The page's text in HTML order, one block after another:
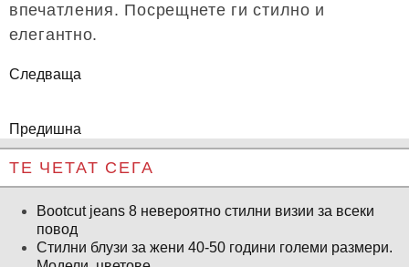
впечатления. Посрещнете ги стилно и
елегантно.
Следваща
Предишна
ТЕ ЧЕТАТ СЕГА
Bootcut jeans 8 невероятно стилни визии за всеки
повод
Стилни блузи за жени 40-50 години големи размери.